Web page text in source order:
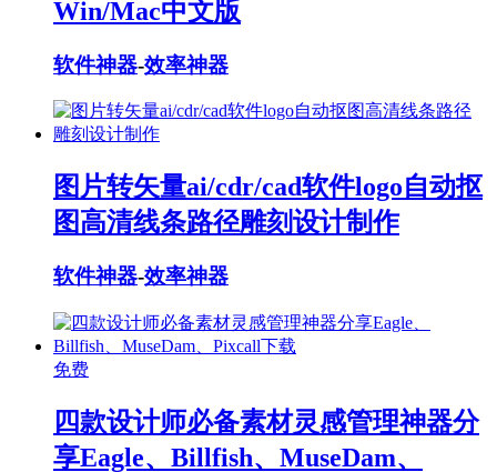
Win/Mac中文版
软件神器-效率神器
图片转矢量ai/cdr/cad软件logo自动抠
图高清线条路径雕刻设计制作
软件神器-效率神器
免费
四款设计师必备素材灵感管理神器分
享Eagle、Billfish、MuseDam、